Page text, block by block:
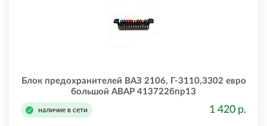
Блок предохранителей ВАЗ 2106, Г-3110,3302 евро
большой АВАР 413722бпр13
наличие в сети 1 420 р.